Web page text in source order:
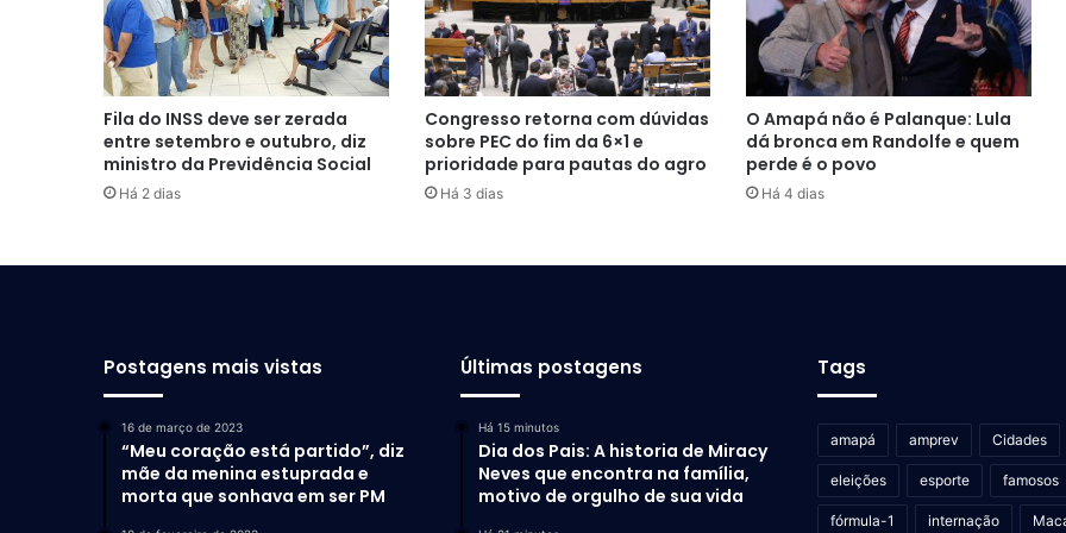
Fila do INSS deve ser zerada
entre setembro e outubro, diz
ministro da Previdência Social
Há 2 dias
Congresso retorna com dúvidas
sobre PEC do fim da 6×1 e
prioridade para pautas do agro
Há 3 dias
O Amapá não é Palanque: Lula
dá bronca em Randolfe e quem
perde é o povo
Há 4 dias
Postagens mais vistas
16 de março de 2023
“Meu coração está partido”, diz
mãe da menina estuprada e
morta que sonhava em ser PM
Últimas postagens
Há 15 minutos
Dia dos Pais: A historia de Miracy
Neves que encontra na família,
motivo de orgulho de sua vida
Tags
amapá amprev Cidades
eleições esporte famosos
fórmula-1 internação